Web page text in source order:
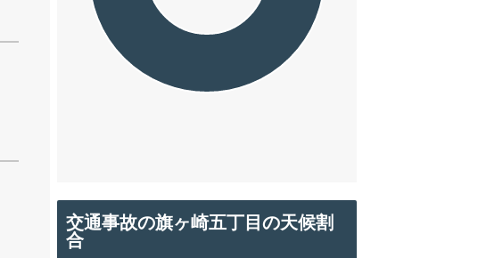
交通事故の旗ヶ崎五丁目の天候割
合